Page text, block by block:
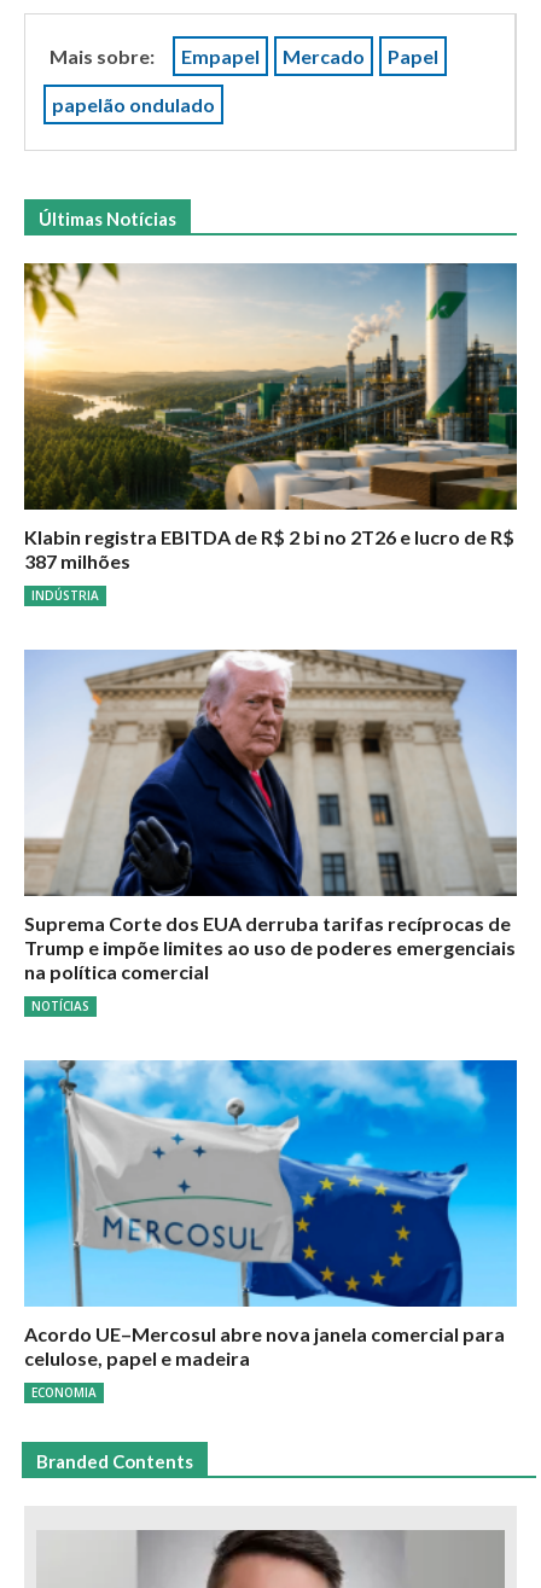
Mais sobre: Empapel Mercado Papel
papelão ondulado
Últimas Notícias
Klabin registra EBITDA de R$ 2 bi no 2T26 e lucro de R$
387 milhões
INDÚSTRIA
Suprema Corte dos EUA derruba tarifas recíprocas de
Trump e impõe limites ao uso de poderes emergenciais
na política comercial
NOTÍCIAS
Acordo UE–Mercosul abre nova janela comercial para
celulose, papel e madeira
ECONOMIA
Branded Contents